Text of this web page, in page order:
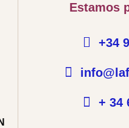
Estamos
+34
+ 34